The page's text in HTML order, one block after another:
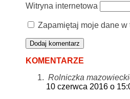
Witryna internetowa
Zapamiętaj moje dane
KOMENTARZE
Rolniczka
10 czerwca 2016 o